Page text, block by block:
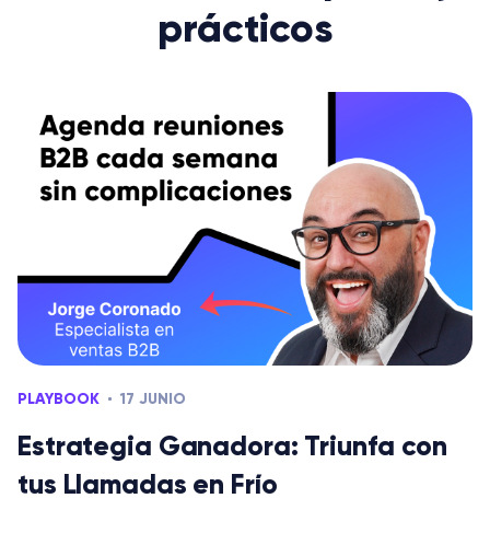
prácticos
PLAYBOOK 17 JUNIO
Estrategia Ganadora: Triunfa con
tus Llamadas en Frío